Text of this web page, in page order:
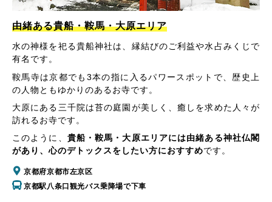
由緒ある貴船・鞍馬・大原エリア
水の神様を祀る貴船神社は、縁結びのご利益や水占みくじで
有名です。
鞍馬寺は京都でも3本の指に入るパワースポットで、歴史上
の人物ともゆかりのあるお寺です。
大原にある三千院は苔の庭園が美しく、癒しを求めた人々が
訪れるお寺です。
このように、 貴船・鞍馬・大原エリアには由緒ある神社仏閣
があり、心のデトックスをしたい方におすすめです。
京都府京都市左京区
京都駅八条口観光バス乗降場で下車